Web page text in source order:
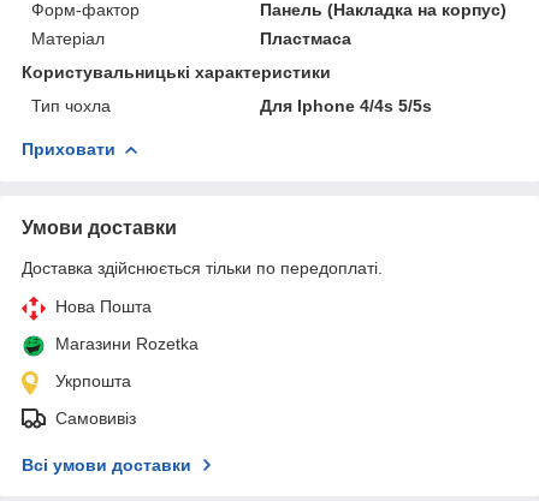
Форм-фактор
Панель (Накладка на корпус)
Матеріал
Пластмаса
Користувальницькі характеристики
Тип чохла
Для Iphone 4/4s 5/5s
Приховати
Умови доставки
Доставка здійснюється тільки по передоплаті.
Нова Пошта
Магазини Rozetka
Укрпошта
Самовивіз
Всі умови доставки